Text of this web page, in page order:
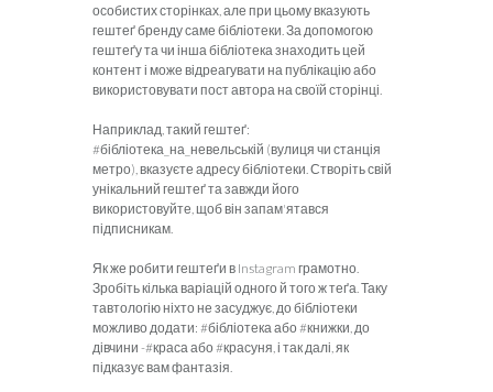
особистих сторінках, але при цьому вказують
гештеґ бренду саме бібліотеки. За допомогою
гештеґу та чи інша бібліотека знаходить цей
контент і може відреагувати на публікацію або
використовувати пост автора на своїй сторінці.
Наприклад, такий гештеґ:
#бібліотека_на_невельській (вулиця чи станція
метро), вказуєте адресу бібліотеки. Створіть свій
унікальний гештеґ та завжди його
використовуйте, щоб він запам'ятався
підписникам.
Як же робити гештеґи в Instagram грамотно.
Зробіть кілька варіацій одного й того ж теґа. Таку
тавтологію ніхто не засуджує, до бібліотеки
можливо додати: #бібліотека або #книжки, до
дівчини -#краса або #красуня, і так далі, як
підказує вам фантазія.